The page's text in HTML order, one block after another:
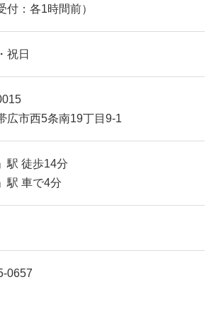
付：各1時間前）
祝日
広市西5条南19丁目9-1
駅 徒歩14分
駅 車で4分
0657